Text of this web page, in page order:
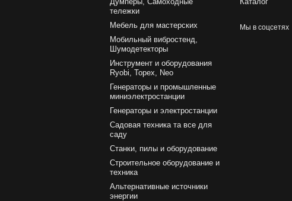
тележки
Мебель для мастерских
Мобильный вибростенд,
Шумодетекторы
Инструмент и оборудования
Ryobi, Topex, Neo
Генераторы и промышленные
миниэлектростанции
Генераторы и электростанции
Садовая техника та все для
саду
Станки, пилы и оборудование
Строительное оборудование и
техника
Альтернативные источники
энергии
Мы в соцсетях